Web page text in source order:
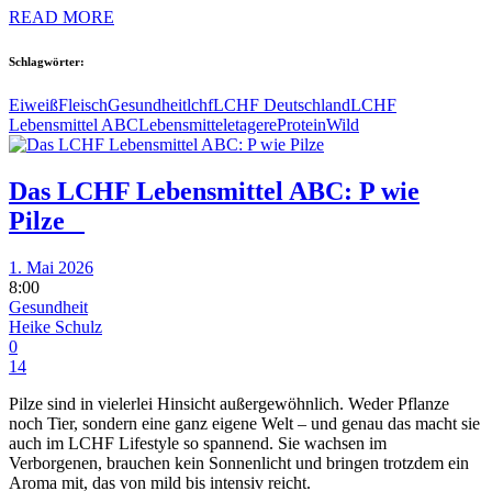
READ MORE
Schlagwörter:
EiweißFleischGesundheitlchfLCHF DeutschlandLCHF
Lebensmittel ABCLebensmitteletagereProteinWild
Das LCHF Lebensmittel ABC: P wie
Pilze
1. Mai 2026
8:00
Gesundheit
Heike Schulz
0
14
Pilze sind in vielerlei Hinsicht außergewöhnlich. Weder Pflanze
noch Tier, sondern eine ganz eigene Welt – und genau das macht sie
auch im LCHF Lifestyle so spannend. Sie wachsen im
Verborgenen, brauchen kein Sonnenlicht und bringen trotzdem ein
Aroma mit, das von mild bis intensiv reicht.